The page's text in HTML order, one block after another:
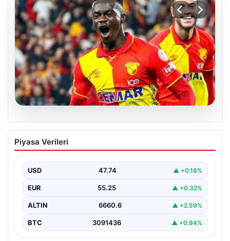
07.08.2026
Göztepe para basacak! Yine dev satış
geliyor
Piyasa Verileri
USD 47.74 ▲ +0.18%
EUR 55.25 ▲ +0.32%
ALTIN 6660.6 ▲ +2.59%
BTC 3091436 ▲ +0.94%